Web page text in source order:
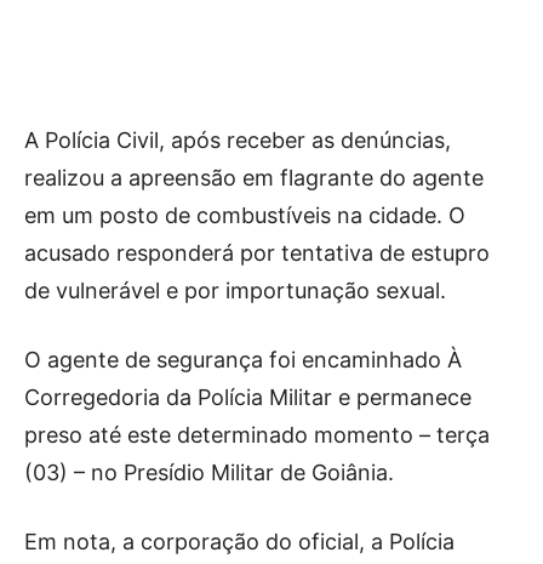
A Polícia Civil, após receber as denúncias,
realizou a apreensão em flagrante do agente
em um posto de combustíveis na cidade. O
acusado responderá por tentativa de estupro
de vulnerável e por importunação sexual.
O agente de segurança foi encaminhado À
Corregedoria da Polícia Militar e permanece
preso até este determinado momento – terça
(03) – no Presídio Militar de Goiânia.
Em nota, a corporação do oficial, a Polícia